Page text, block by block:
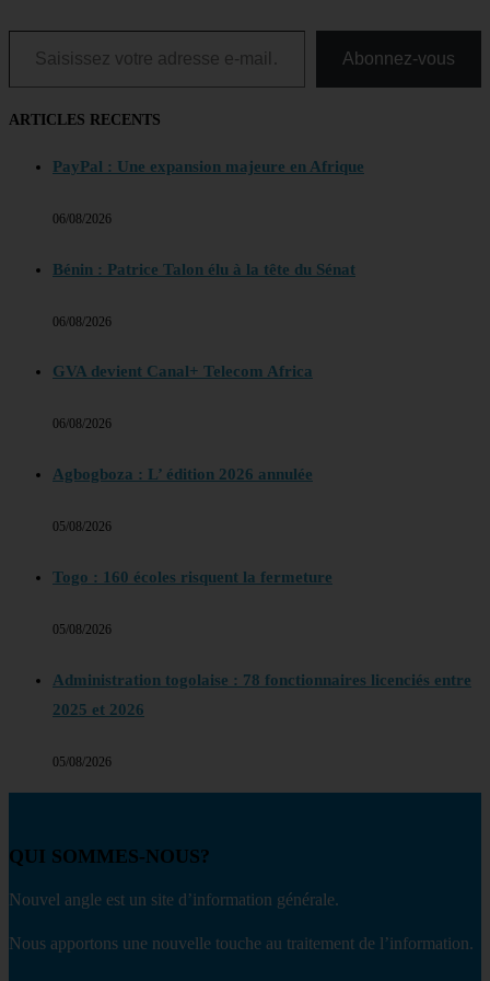
Saisissez votre adresse e-mail…
Abonnez-vous
ARTICLES RECENTS
PayPal : Une expansion majeure en Afrique
06/08/2026
Bénin : Patrice Talon élu à la tête du Sénat
06/08/2026
GVA devient Canal+ Telecom Africa
06/08/2026
Agbogboza : L’ édition 2026 annulée
05/08/2026
Togo : 160 écoles risquent la fermeture
05/08/2026
Administration togolaise : 78 fonctionnaires licenciés entre
2025 et 2026
05/08/2026
QUI SOMMES-NOUS?
Nouvel angle est un site d’information générale.
Nous apportons une nouvelle touche au traitement de l’information.